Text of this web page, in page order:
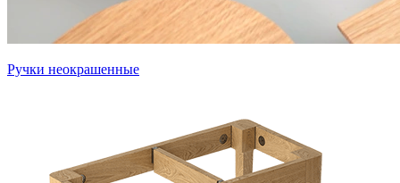
Ручки неокрашенные